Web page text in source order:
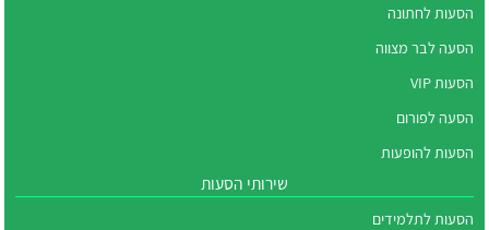
הסעות לחתונה
הסעה לבר מצווה
הסעות VIP
הסעה לפורום
הסעות להופעות
שירותי הסעות
הסעות לתלמידים